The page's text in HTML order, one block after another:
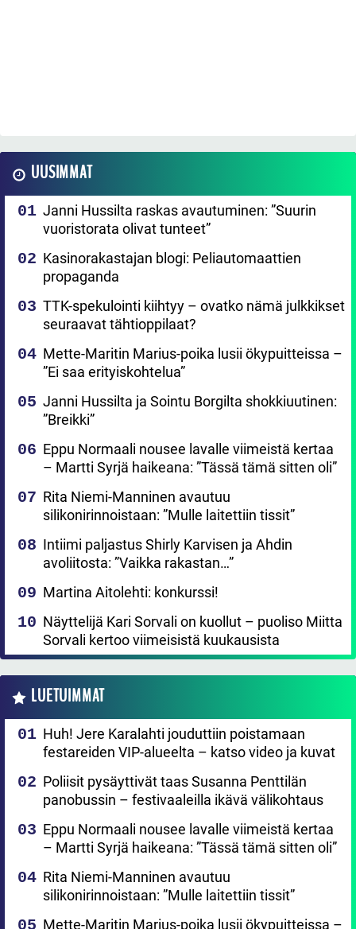
UUSIMMAT
Janni Hussilta raskas avautuminen: ”Suurin
vuoristorata olivat tunteet”
Kasinorakastajan blogi: Peliautomaattien
propaganda
TTK-spekulointi kiihtyy – ovatko nämä julkkikset
seuraavat tähtioppilaat?
Mette-Maritin Marius-poika lusii ökypuitteissa –
”Ei saa erityiskohtelua”
Janni Hussilta ja Sointu Borgilta shokkiuutinen:
”Breikki”
Eppu Normaali nousee lavalle viimeistä kertaa
– Martti Syrjä haikeana: ”Tässä tämä sitten oli”
Rita Niemi-Manninen avautuu
silikonirinnoistaan: ”Mulle laitettiin tissit”
Intiimi paljastus Shirly Karvisen ja Ahdin
avoliitosta: ”Vaikka rakastan…”
Martina Aitolehti: konkurssi!
Näyttelijä Kari Sorvali on kuollut – puoliso Miitta
Sorvali kertoo viimeisistä kuukausista
LUETUIMMAT
Huh! Jere Karalahti jouduttiin poistamaan
festareiden VIP-alueelta – katso video ja kuvat
Poliisit pysäyttivät taas Susanna Penttilän
panobussin – festivaaleilla ikävä välikohtaus
Eppu Normaali nousee lavalle viimeistä kertaa
– Martti Syrjä haikeana: ”Tässä tämä sitten oli”
Rita Niemi-Manninen avautuu
silikonirinnoistaan: ”Mulle laitettiin tissit”
Mette-Maritin Marius-poika lusii ökypuitteissa –